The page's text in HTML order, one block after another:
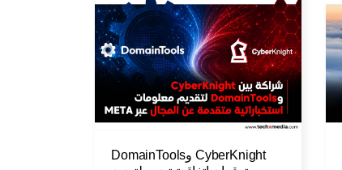
CyberKnight وDomainTools